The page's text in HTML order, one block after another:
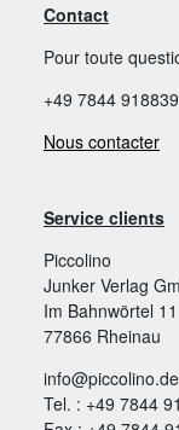
Contact
Pour toute
+49 7844
Nous contacter
Service clients
Piccolino
Junker Verlag
Im Bahnwörtel 11
77866 Rheinau
info@piccolino.de
Tel. : +49 7844